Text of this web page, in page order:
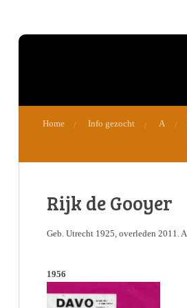
Home Info gezocht A
Rijk de Gooyer
Geb. Utrecht 1925, overleden 2011.
1956